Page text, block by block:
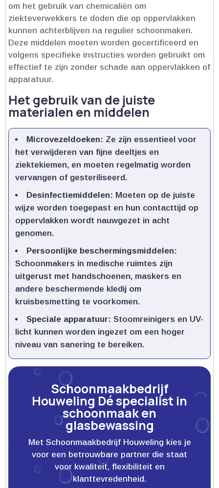
om het gebruik van chemicaliën om
ziekteverwekkers te doden die op oppervlakken
kunnen achterblijven na regulier schoonmaken.​
Deze middelen moeten worden gecertificeerd en
volgens specifieke instructies worden gebruikt om
effectief te zijn zonder schade aan oppervlakken of
apparatuur.​
Het gebruik van de juiste
materialen en middelen
Microvezeldoeken: Ze zijn essentieel voor
het verwijderen van fijne deeltjes en
ziektekiemen, en moeten regelmatig worden
vervangen of gesteriliseerd.​
Desinfectiemiddelen: Moeten op de juiste
wijze worden toegepast en hun contacttijd op
oppervlakken wordt nauwgezet in acht
genomen.​
Persoonlijke beschermingsmiddelen:
Schoonmakers in medische ruimtes zijn
uitgerust met handschoenen, maskers en
andere beschermende kledij om
kruisbesmetting te voorkomen.​
Speciale apparatuur: Stoomreinigers en UV-
licht kunnen worden ingezet om een hoger
niveau van sanering te bereiken.​
Schoonmaakbedrijf
Houweling Dé specialist in
schoonmaak en
glasbewassing
Met Schoonmaakbedrijf Houweling kies je
voor een betrouwbare partner die staat
voor kwaliteit, flexibiliteit en
klanttevredenheid.